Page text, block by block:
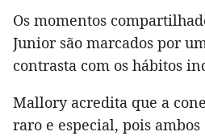
Os momentos
Junior são marcados por
contrasta com os hábitos
Mallory acredita que a
raro e especial, pois